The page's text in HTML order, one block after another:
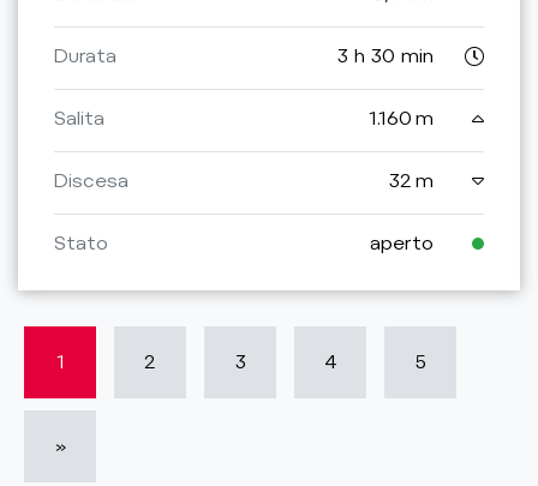
Durata 3 h 30 min
Salita 1.160 m
Discesa 32 m
Stato aperto
1 2 3 4 5
»